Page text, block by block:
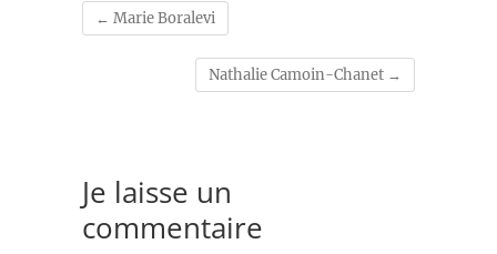
← Marie Boralevi
Nathalie Camoin-Chanet →
Je laisse un
commentaire